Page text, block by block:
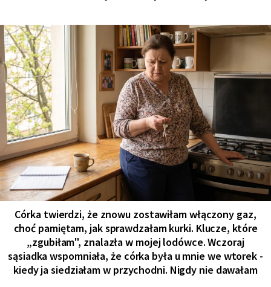
Córka twierdzi, że znowu zostawiłam włączony gaz,
choć pamiętam, jak sprawdzałam kurki. Klucze, które
„zgubiłam", znalazła w mojej lodówce. Wczoraj
sąsiadka wspomniała, że córka była u mnie we wtorek -
kiedy ja siedziałam w przychodni. Nigdy nie dawałam